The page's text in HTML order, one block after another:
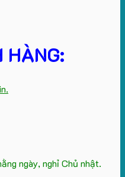
HÀNG:
ngày, nghỉ Chủ nhật.